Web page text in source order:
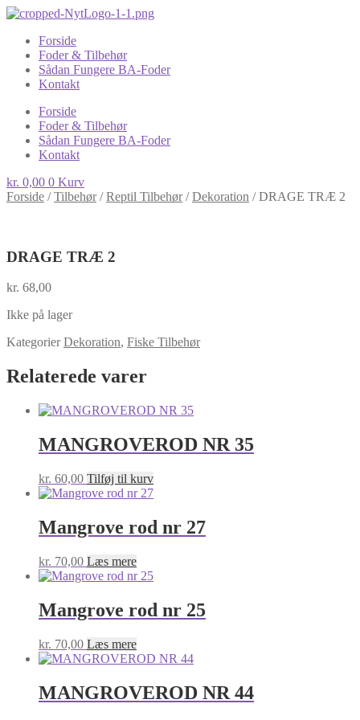
Forside
Foder & Tilbehør
Sådan Fungere BA-Foder
Kontakt
Forside
Foder & Tilbehør
Sådan Fungere BA-Foder
Kontakt
kr. 0,00 0 Kurv
Forside /Tilbehør/Reptil Tilbehør/Dekoration /DRAGE TRÆ 2
DRAGE TRÆ 2
kr. 68,00
Ikke på lager
Kategorier Dekoration, Fiske Tilbehør
Relaterede varer
MANGROVEROD NR 35
kr. 60,00 Tilføj til kurv
Mangrove rod nr 27
kr. 70,00 Læs mere
Mangrove rod nr 25
kr. 70,00 Læs mere
MANGROVEROD NR 44